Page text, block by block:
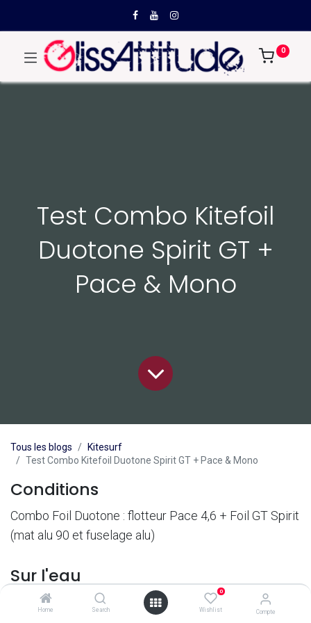
Home Search
0
Wishlist Compte
0
Test Combo Kitefoil
Duotone Spirit GT +
Pace & Mono
Tous les blogs
Kitesurf
Test Combo Kitefoil Duotone Spirit GT + Pace & Mono
Conditions
Combo Foil Duotone : flotteur Pace 4,6 + Foil GT Spirit
(mat alu 90 et fuselage alu)
Sur l'eau
Combo Foil Duotone